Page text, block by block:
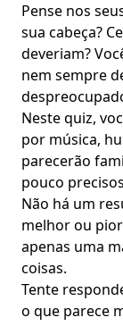
Pense nos
sua cabeça?
deveriam?
nem sempre
Neste quiz,
por música,
parecerão
pouco
Não há um
melhor ou
apenas uma
coisas.
Tente
o que parece